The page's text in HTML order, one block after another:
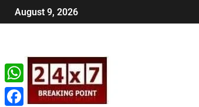
August 9, 2026
WhatsApp